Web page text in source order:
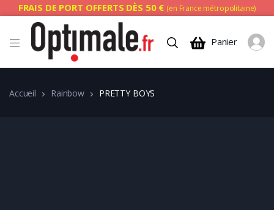
FRAIS DE PORT OFFERTS DÈS 50 € (en France métropolitaine)
Panier
Accueil Rainbow PRETTY BOYS